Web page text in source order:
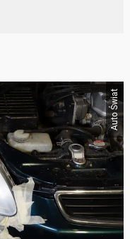
Auto Świat